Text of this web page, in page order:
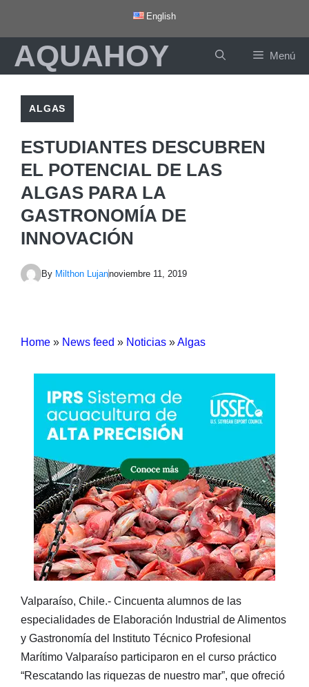
contenido
English
AQUAHOY Menú
ALGAS
ESTUDIANTES DESCUBREN
EL POTENCIAL DE LAS
ALGAS PARA LA
GASTRONOMÍA DE
INNOVACIÓN
By Milthon Lujannoviembre 11, 2019
Home » News feed » Noticias »Algas
Valparaíso, Chile.- Cincuenta alumnos de las
especialidades de Elaboración Industrial de Alimentos
y Gastronomía del Instituto Técnico Profesional
Marítimo Valparaíso participaron en el curso práctico
“Rescatando las riquezas de nuestro mar”, que ofreció